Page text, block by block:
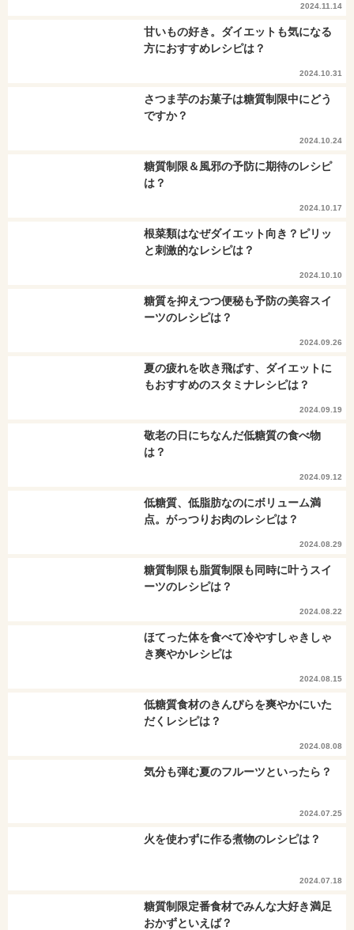
2024.11.14
甘いもの好き。ダイエットも気になる
方におすすめレシピは？
2024.10.31
さつま芋のお菓子は糖質制限中にどう
ですか？
2024.10.24
糖質制限＆風邪の予防に期待のレシピ
は？
2024.10.17
根菜類はなぜダイエット向き？ピリッ
と刺激的なレシピは？
2024.10.10
糖質を抑えつつ便秘も予防の美容スイ
ーツのレシピは？
2024.09.26
夏の疲れを吹き飛ばす、ダイエットに
もおすすめのスタミナレシピは？
2024.09.19
敬老の日にちなんだ低糖質の食べ物
は？
2024.09.12
低糖質、低脂肪なのにボリューム満
点。がっつりお肉のレシピは？
2024.08.29
糖質制限も脂質制限も同時に叶うスイ
ーツのレシピは？
2024.08.22
ほてった体を食べて冷やすしゃきしゃ
き爽やかレシピは
2024.08.15
低糖質食材のきんぴらを爽やかにいた
だくレシピは？
2024.08.08
気分も弾む夏のフルーツといったら？
2024.07.25
火を使わずに作る煮物のレシピは？
2024.07.18
糖質制限定番食材でみんな大好き満足
おかずといえば？